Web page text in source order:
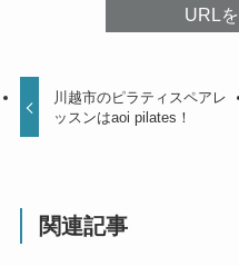
URL
川越市のピラティスペアレ
ッスンはaoi pilates！
関連記事